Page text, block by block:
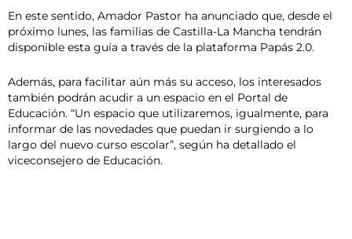
En este sentido, Amador Pastor ha anunciado que, desde el
próximo lunes, las familias de Castilla-La Mancha tendrán
disponible esta guía a través de la plataforma Papás 2.0.
Además, para facilitar aún más su acceso, los interesados
también podrán acudir a un espacio en el Portal de
Educación. “Un espacio que utilizaremos, igualmente, para
informar de las novedades que puedan ir surgiendo a lo
largo del nuevo curso escolar”, según ha detallado el
viceconsejero de Educación.